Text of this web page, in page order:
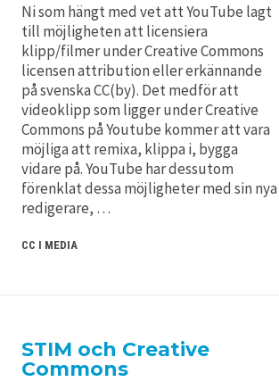
Ni som hängt med vet att YouTube lagt
till möjligheten att licensiera
klipp/filmer under Creative Commons
licensen attribution eller erkännande
på svenska CC(by). Det medför att
videoklipp som ligger under Creative
Commons på Youtube kommer att vara
möjliga att remixa, klippa i, bygga
vidare på. YouTube har dessutom
förenklat dessa möjligheter med sin nya
redigerare, …
CC I MEDIA
STIM och Creative
Commons